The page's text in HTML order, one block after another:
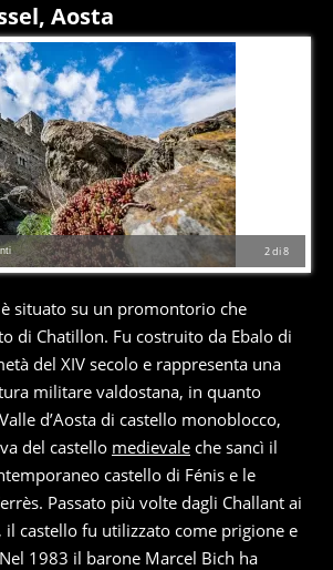
Aosta
2di8
situato su un promontorio che
di Chatillon. Fu costruito da Ebalo di
del XIV secolo e rappresenta una
militare valdostana, in quanto
d’Aosta di castello monoblocco,
del castello medievale che sancì il
castello di Fénis e le
Passato più volte dagli Challant ai
il castello fu utilizzato come prigione e
1983 il barone Marcel Bich ha